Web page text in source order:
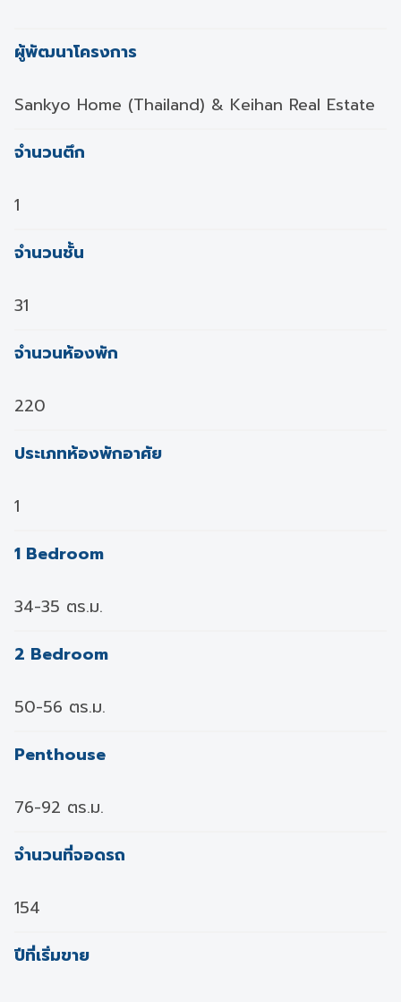
ผู้พัฒนาโครงการ
Sankyo Home (Thailand) & Keihan Real Estate
จำนวนตึก
1
จำนวนชั้น
31
จำนวนห้องพัก
220
ประเภทห้องพักอาศัย
1
1 Bedroom
34-35 ตร.ม.
2 Bedroom
50-56 ตร.ม.
Penthouse
76-92 ตร.ม.
จำนวนที่จอดรถ
154
ปีที่เริ่มขาย